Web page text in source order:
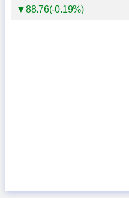
▼88.76(-0.19%)